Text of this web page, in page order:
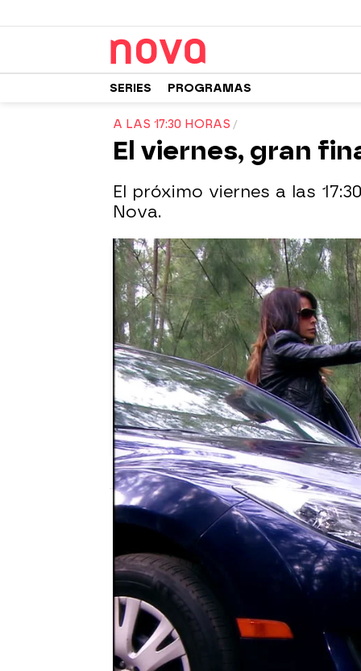
SERIES PROGRAMAS
A LAS 17:30 HORAS
El viernes, gran
El próximo viernes a las
Nova.
Nova
Madrid
14 de noviembre de 2017,
Rosario